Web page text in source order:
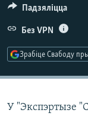
КУЛЬТУРА
КАЛЯНДАР
МОВА
НА ХВАЛЯХ
Падзяліцца
Без VPN
Зрабіце Свабоду
У "Экспэртызе